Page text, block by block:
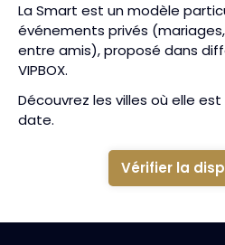
La Smart est un modèle
événements privés
entre amis), proposé dans
VIPBOX.
Découvrez les villes où elle
date.
Vérifier la